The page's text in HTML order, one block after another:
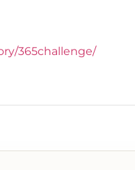
365challenge/